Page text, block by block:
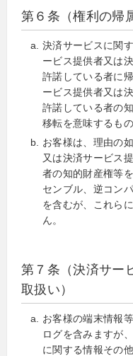
第６条（権利の帰
決済サービスに関
ービス提供者又は
許諾している者に
ービス提供者又は
許諾している者の
移転を意味するも
お客様は、理由の
又は決済サービス
者の知的財産権等
センブル、逆コン
を含むが、これら
ん。
第７条（決済サー
取扱い）
お客様の端末情報
ログを含みますが
に関する情報その